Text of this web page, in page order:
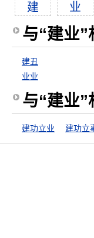
建 业
与“建业
建丑
业业
与“建业
建功立业 建功立